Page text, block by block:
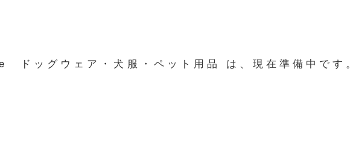
ッグウェア・犬服・ペット用品 は、現在準備中です。